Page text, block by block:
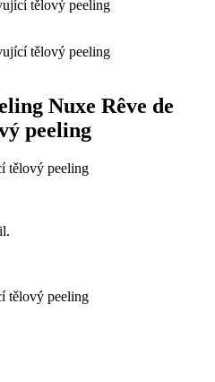
tělový peeling
tělový peeling
Nuxe Rêve de
peeling